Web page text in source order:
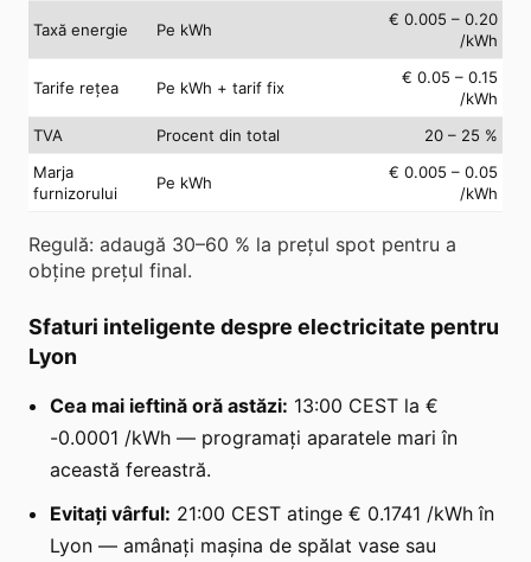
Taxă energie Pe kWh
€ 0.005 – 0.20
/kWh
Tarife rețea Pe kWh + tarif fix
€ 0.05 – 0.15
/kWh
TVA
Procent din total
20 – 25 %
Marja
furnizorului
Pe kWh
€ 0.005 – 0.05
/kWh
Regulă: adaugă 30–60 % la prețul spot pentru a
obține prețul final.
Sfaturi inteligente despre electricitate pentru
Lyon
Cea mai ieftină oră astăzi: 13:00 CEST la €
-0.0001 /kWh — programați aparatele mari în
această fereastră.
Evitați vârful: 21:00 CEST atinge € 0.1741 /kWh în
Lyon — amânați mașina de spălat vase sau